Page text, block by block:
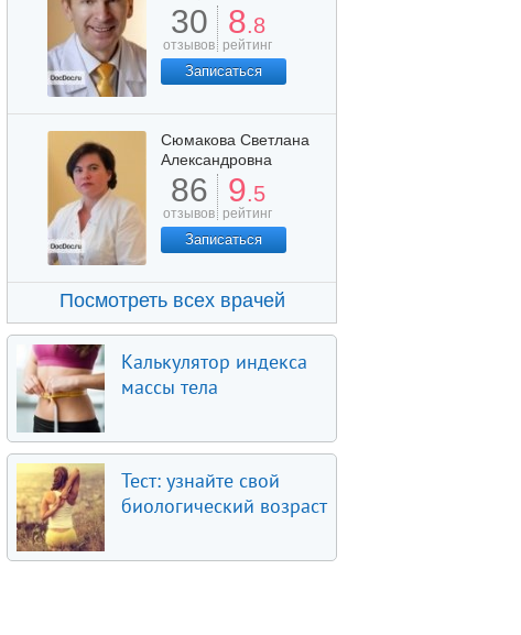
30
отзывов
8.8
рейтинг
Записаться
Сюмакова Светлана
Александровна
86
отзывов
9.5
рейтинг
Записаться
Посмотреть всех врачей
Калькулятор индекса
массы тела
Тест: узнайте свой
биологический возраст